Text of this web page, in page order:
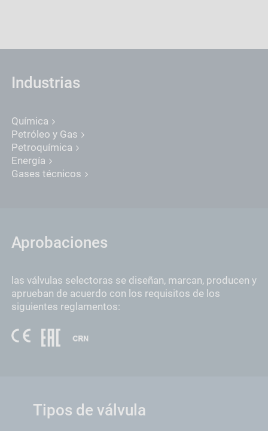
Industrias
Química
Petróleo y Gas
Petroquímica
Energía
Gases técnicos
Aprobaciones
las válvulas selectoras se diseñan, marcan, producen y
aprueban de acuerdo con los requisitos de los
siguientes reglamentos:
Tipos de válvula